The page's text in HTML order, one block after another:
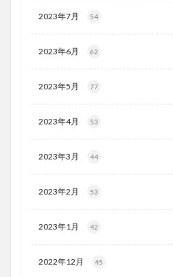
2023年7月 54
2023年6月 62
2023年5月 77
2023年4月 53
2023年3月 44
2023年2月 53
2023年1月 42
2022年12月 45